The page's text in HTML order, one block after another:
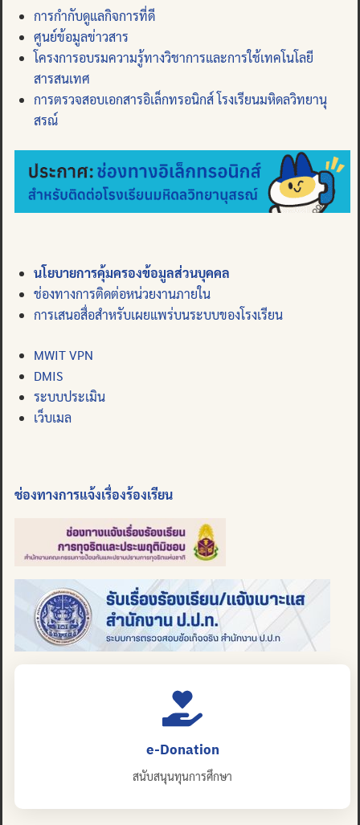
การกำกับดูแลกิจการที่ดี
ศูนย์ข้อมูลข่าวสาร
โครงการอบรมความรู้ทางวิชาการและการใช้เทคโนโลยี
สารสนเทศ
การตรวจสอบเอกสารอิเล็กทรอนิกส์ โรงเรียนมหิดลวิทยานุ
สรณ์
นโยบายการคุ้มครองข้อมูลส่วนบุคคล
ช่องทางการติดต่อหน่วยงานภายใน
การเสนอสื่อสำหรับเผยแพร่บนระบบของโรงเรียน
MWIT VPN
DMIS
ระบบประเมิน
เว็บเมล
ช่องทางการแจ้งเรื่องร้องเรียน
e-Donation
สนับสนุนทุนการศึกษา